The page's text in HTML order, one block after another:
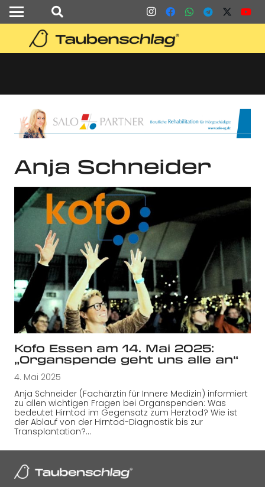
Anja Schneider
Kofo Essen am 14. Mai 2025:
„Organspende geht uns alle an“
4. Mai 2025
Anja Schneider (Fachärztin für Innere Medizin) informiert
zu allen wichtigen Fragen bei Organspenden: Was
bedeutet Hirntod im Gegensatz zum Herztod? Wie ist
der Ablauf von der Hirntod-Diagnostik bis zur
Transplantation?…